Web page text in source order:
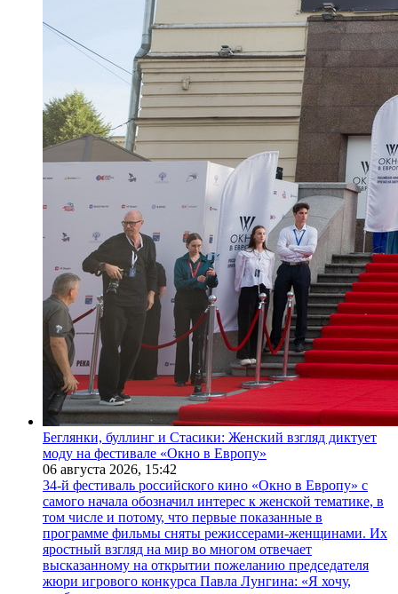
Беглянки, буллинг и Стасики: Женский взгляд диктует
моду на фестивале «Окно в Европу»
06 августа 2026, 15:42
34-й фестиваль российского кино «Окно в Европу» с
самого начала обозначил интерес к женской тематике, в
том числе и потому, что первые показанные в
программе фильмы сняты режиссерами-женщинами. Их
яростный взгляд на мир во многом отвечает
высказанному на открытии пожеланию председателя
жюри игрового конкурса Павла Лунгина: «Я хочу,